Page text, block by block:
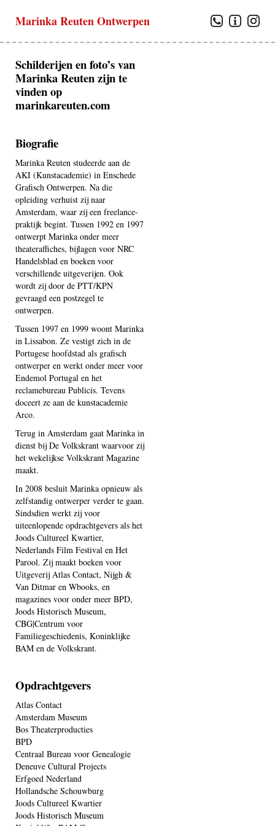
Marinka Reuten Ontwerpen
Schilderijen en foto’s van
Marinka Reuten zijn te
vinden op
marinkareuten.com
Biografie
Marinka Reuten studeerde aan de
AKI (Kunstacademie) in Enschede
Grafisch Ontwerpen. Na die
opleiding verhuist zij naar
Amsterdam, waar zij een freelance-
praktijk begint. Tussen 1992 en 1997
ontwerpt Marinka onder meer
theateraffiches, bijlagen voor NRC
Handelsblad en boeken voor
verschillende uitgeverijen. Ook
wordt zij door de PTT/KPN
gevraagd een postzegel te
ontwerpen.
Tussen 1997 en 1999 woont Marinka
in Lissabon. Ze vestigt zich in de
Portugese hoofdstad als grafisch
ontwerper en werkt onder meer voor
Endemol Portugal en het
reclamebureau Publicis. Tevens
doceert ze aan de kunstacademie
Arco.
Terug in Amsterdam gaat Marinka in
dienst bij De Volkskrant waarvoor zij
het wekelijkse Volkskrant Magazine
maakt.
In 2008 besluit Marinka opnieuw als
zelfstandig ontwerper verder te gaan.
Sindsdien werkt zij voor
uiteenlopende opdrachtgevers als het
Joods Cultureel Kwartier,
Nederlands Film Festival en Het
Parool. Zij maakt boeken voor
Uitgeverij Atlas Contact, Nijgh &
Van Ditmar en Wbooks, en
magazines voor onder meer BPD,
Joods Historisch Museum,
CBG|Centrum voor
Familiegeschiedenis, Koninklijke
BAM en de Volkskrant.
Opdrachtgevers
Atlas Contact
Amsterdam Museum
Bos Theaterproducties
BPD
Centraal Bureau voor Genealogie
Deneuve Cultural Projects
Erfgoed Nederland
Hollandsche Schouwburg
Joods Cultureel Kwartier
Joods Historisch Museum